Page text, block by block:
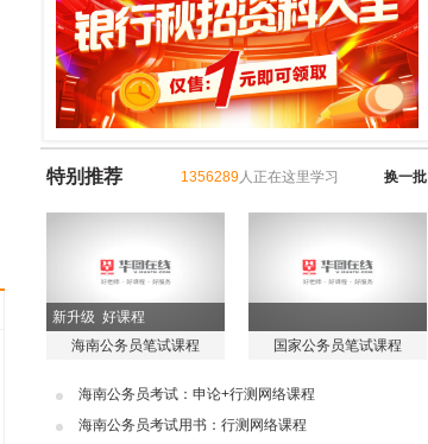
特别推荐 1356289 人正在这里学习 换一批
新升级 好课程
海南公务员笔试课程
国家公务员笔试课程
海南公务员考试：申论+行测网络课程
海南公务员考试用书：行测网络课程